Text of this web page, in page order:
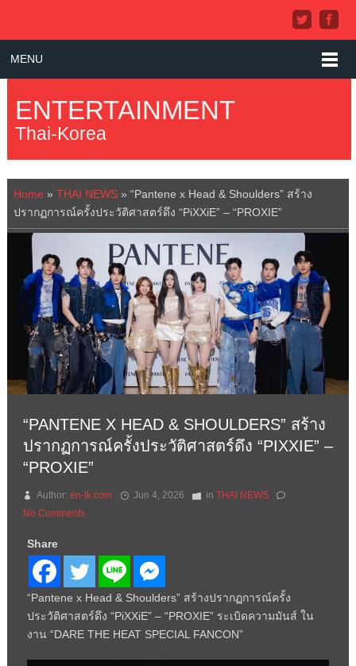
MENU
ENTERTAINMENT
Thai-Korea
Home » THAI NEWS» “Pantene x Head & Shoulders” สร้าง
ปรากฏการณ์ครั้งประวัติศาสตร์ดึง “PiXXiE” – “PROXIE”
“PANTENE X HEAD & SHOULDERS” สร้าง
ปรากฏการณ์ครั้งประวัติศาสตร์ดึง “PIXXIE” –
“PROXIE”
Author: en-tk.com Jun 4, 2026 in THAI NEWS
No Comments
Share
“Pantene x Head & Shoulders” สร้างปรากฏการณ์ครั้ง
ประวัติศาสตร์ดึง “PiXXiE” – “PROXIE” ระเบิดความมันส์ ใน
งาน “DARE THE HEAT SPECIAL FANCON”